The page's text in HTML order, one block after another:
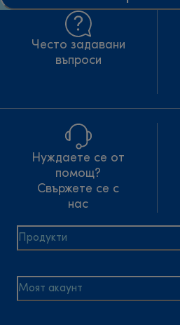
Често задавани
въпроси
Нуждаете се от
помощ?
Свържете се с
нас
Продукти
Моят акаунт